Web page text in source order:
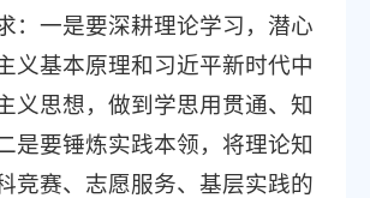
：一是要深耕理论学习，潜心
义基本原理和习近平新时代中
义思想，做到学思用贯通、知
是要锤炼实践本领，将理论知
竞赛、志愿服务、基层实践的